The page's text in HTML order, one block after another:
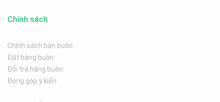
Chính sách
Chính sách bán buôn
Đặt hàng buôn
Đổi trả hàng buôn
Đóng góp ý kiến